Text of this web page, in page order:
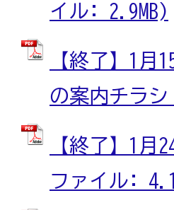
イル: 2.9MB)
【終了】1月
の案内チラ
【終了】1月
ファイル: